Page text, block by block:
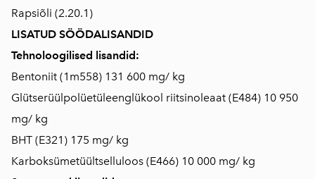
Rapsiõli (2.20.1)
LISATUD SÖÖDALISANDID
Tehnoloogilised lisandid:
Bentoniit (1m558) 131 600 mg/ kg
Glütserüülpolüetüleenglükool riitsinoleaat (E484) 10 950
mg/ kg
BHT (E321) 175 mg/ kg
Karboksümetüültselluloos (E466) 10 000 mg/ kg